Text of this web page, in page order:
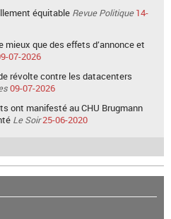
équitable Revue Politique 14-
que des effets d’annonce et
07-2026
révolte contre les datacenters
09-07-2026
ont manifesté au CHU Brugmann
Le Soir25-06-2020